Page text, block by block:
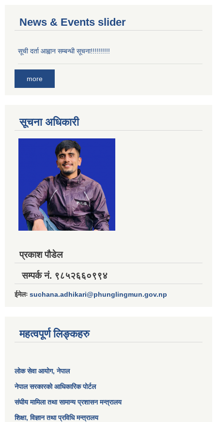
News & Events slider
सूची दर्ता आह्वान सम्बन्धी सूचना!!!!!!!!!!
more
सूचना अधिकारी
प्रकाश पौडेल
सम्पर्क नं. ९८५२६६०९९४
ईमेलः suchana.adhikari@phunglingmun.gov.np
महत्वपूर्ण लिङ्कहरु
लोक सेवा आयोग, नेपाल
नेपाल सरकारको आधिकारिक पोर्टल
संघीय मामिला तथा सामान्य प्रशासन मन्त्रालय
शिक्षा, विज्ञान तथा प्रविधि मन्त्रालय